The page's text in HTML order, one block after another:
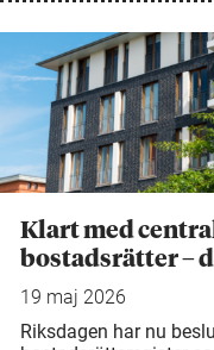
Klart med
bostadsrätter –
19 maj 2026
Riksdagen har nu